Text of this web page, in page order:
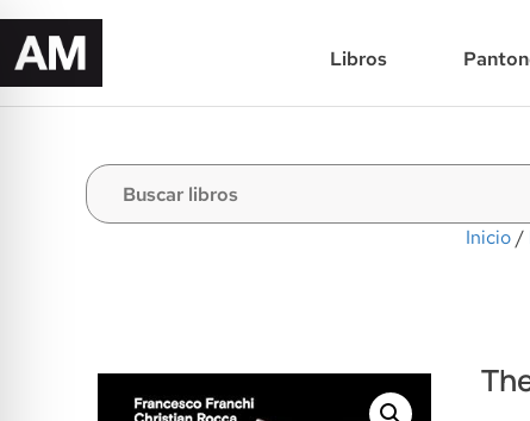
Libros
Inicio /